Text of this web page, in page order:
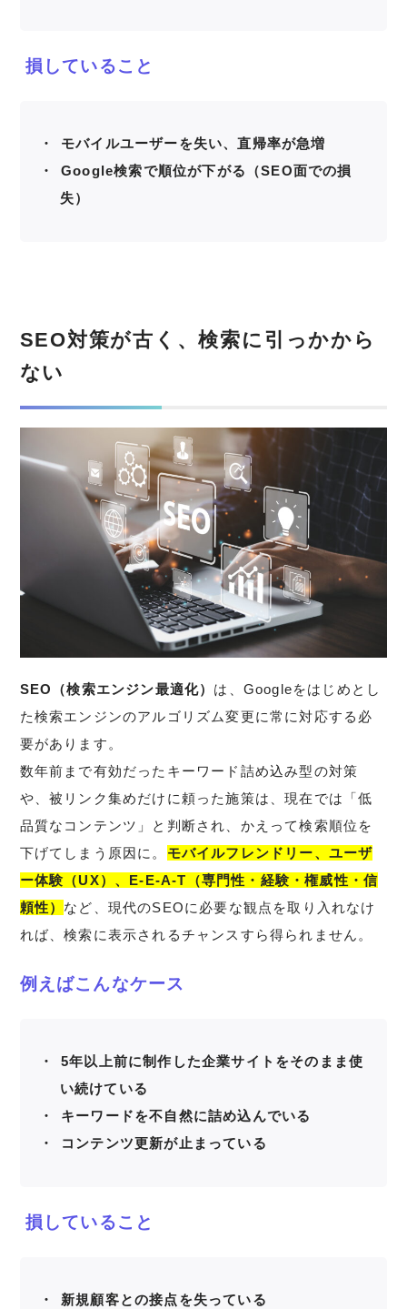
損していること
モバイルユーザーを失い、直帰率が急増
Google検索で順位が下がる（SEO面での損
失）
SEO対策が古く、検索に引っかから
ない
SEO（検索エンジン最適化） は、Googleをはじめとし
た検索エンジンのアルゴリズム変更に常に対応する必
要があります。
数年前まで有効だったキーワード詰め込み型の対策
や、被リンク集めだけに頼った施策は、現在では「低
品質なコンテンツ」と判断され、かえって検索順位を
下げてしまう原因に。 モバイルフレンドリー、ユーザ
ー体験（UX）、E-E-A-T（専門性・経験・権威性・信
頼性） など、現代のSEOに必要な観点を取り入れなけ
れば、検索に表示されるチャンスすら得られません。
例えばこんなケース
5年以上前に制作した企業サイトをそのまま使
い続けている
キーワードを不自然に詰め込んでいる
コンテンツ更新が止まっている
損していること
新規顧客との接点を失っている